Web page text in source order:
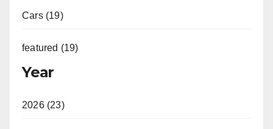
Cars (19)
featured (19)
Year
2026 (23)